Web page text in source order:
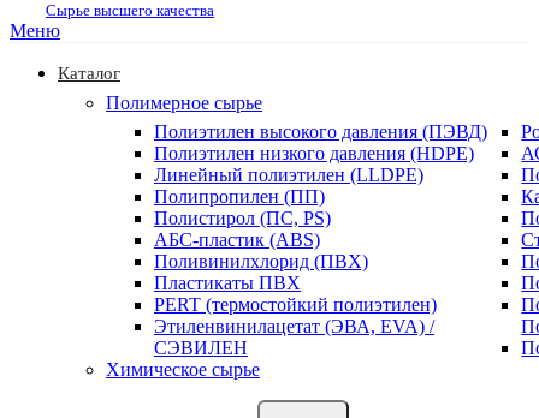
Сырье высшего качества
Меню
Каталог
Полимерное сырье
Полиэтилен высокого давления (ПЭВД)
Полиэтилен низкого давления (HDPE)
Линейный полиэтилен (LLDPE)
Полипропилен (ПП)
Полистирол (ПС, PS)
АБС-пластик (ABS)
Поливинилхлорид (ПВХ)
Пластикаты ПВХ
PERT (термостойкий полиэтилен)
Этиленвинилацетат (ЭВА, EVA) /
СЭВИЛЕН
Химическое сырье